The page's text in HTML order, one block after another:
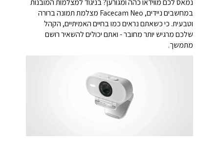
נמאס לכם מווידאו כהה ומגורען? בניגוד למצלמות המובנות
במחשבים ניידים, Facecam Neo מצלמת תמונה ברורה
וטבעית. כי כשאתם נראים כמו בחיים האמיתיים, הקהל
שלכם מרגיש יותר מחובר - ואתם יכולים להשאיר רושם
מתמשך.